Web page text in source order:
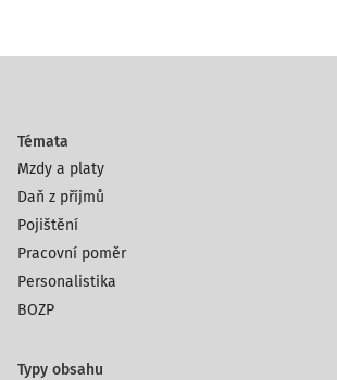
Témata
Mzdy a platy
Daň z příjmů
Pojištění
Pracovní poměr
Personalistika
BOZP
Typy obsahu